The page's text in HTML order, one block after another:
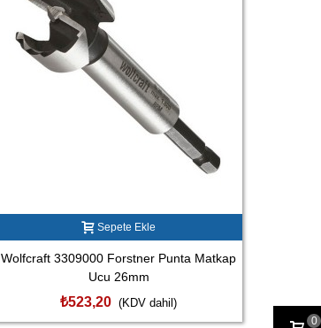
Sepete Ekle
Wolfcraft 3309000 Forstner Punta Matkap
Ucu 26mm
₺523,20 (KDV dahil)
0